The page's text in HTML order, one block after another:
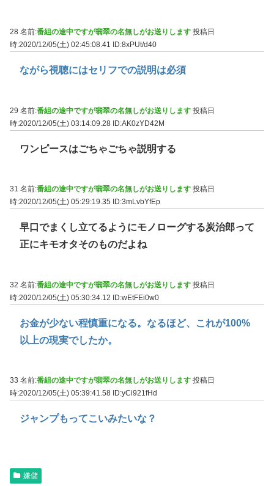
28 名前:番組の途中ですが翡翠の名無しがお送りします 投稿日
時:2020/12/05(土) 02:45:08.41
ID:8xPUt/d40
ながら視聴にはセリフでの説明は必須
29 名前:番組の途中ですが翡翠の名無しがお送りします 投稿日
時:2020/12/05(土) 03:14:09.28 ID:AK0zYD42M
ワンピースはごちゃごちゃ説明する
31 名前:番組の途中ですが翡翠の名無しがお送りします 投稿日
時:2020/12/05(土) 05:29:19.35
ID:3mLvbYfEp
早口でまくし立てるようにモノローグする炭治郎って
正にキモオタそのものだよね
32 名前:番組の途中ですが翡翠の名無しがお送りします 投稿日
時:2020/12/05(土) 05:30:34.12 ID:wEtFEi0w0
お金が少ない程慎重になる。なるほど、これが100%
以上の現実でしたか。
33 名前:番組の途中ですが翡翠の名無しがお送りします 投稿日
時:2020/12/05(土) 05:39:41.58 ID:yCi921fHd
ジャンプもってこいみたいな？
嫌儲